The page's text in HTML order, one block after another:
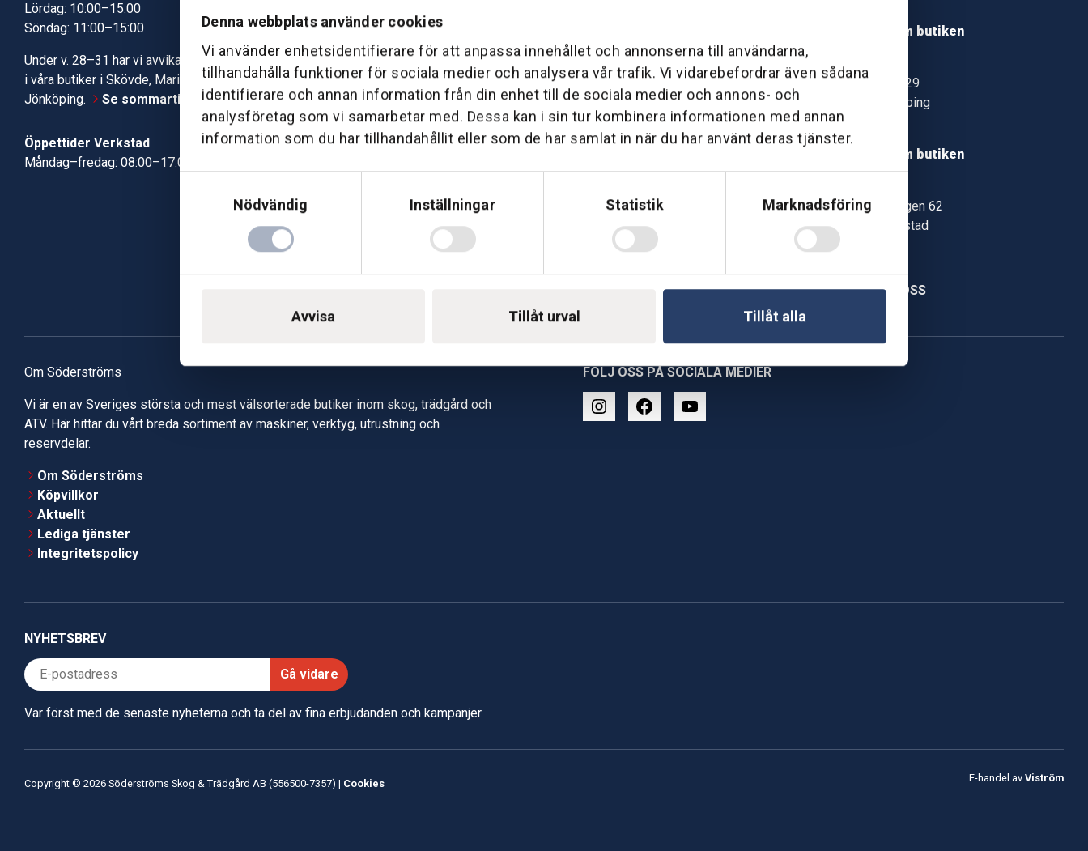
Denna webbplats använder cookies
Vi använder enhetsidentifierare för att anpassa innehållet och annonserna till användarna,
tillhandahålla funktioner för sociala medier och analysera vår trafik. Vi vidarebefordrar även sådana
identifierare och annan information från din enhet till de sociala medier och annons- och
analysföretag som vi samarbetar med. Dessa kan i sin tur kombinera informationen med annan
information som du har tillhandahållit eller som de har samlat in när du har använt deras tjänster.
Nödvändig
Inställningar Statistik Marknadsföring
Avvisa Tillåt urval Tillåt alla
Lördag: 10:00–15:00
Söndag: 11:00–15:00
Under v. 28–31 har vi avvikande öppettider
i våra butiker i Skövde, Mariestad och
Jönköping.
Se sommartiderna här
Öppettider Verkstad
Måndag–fredag: 08:00–17:00
Robotservice
Boka tid i verkstad
Verkstad
Gå till vår företagssupport
Läs mer om butiken
Jönköping
Kämpevägen 29
553 02 Jönköping
Hitta hit
Läs mer om butiken
Storegårdsvägen 62
542 35 Mariestad
KONTAKTA OSS
Om Söderströms
Vi är en av Sveriges största och mest välsorterade butiker inom skog, trädgård och
ATV. Här hittar du vårt breda sortiment av maskiner, verktyg, utrustning och
reservdelar.
Om Söderströms
Köpvillkor
Aktuellt
Lediga tjänster
Integritetspolicy
FÖLJ OSS PÅ SOCIALA MEDIER
NYHETSBREV
Gå vidare
Var först med de senaste nyheterna och ta del av fina erbjudanden och kampanjer.
Copyright © 2026 Söderströms Skog & Trädgård AB (556500-7357) | Cookies E-handel av Viström